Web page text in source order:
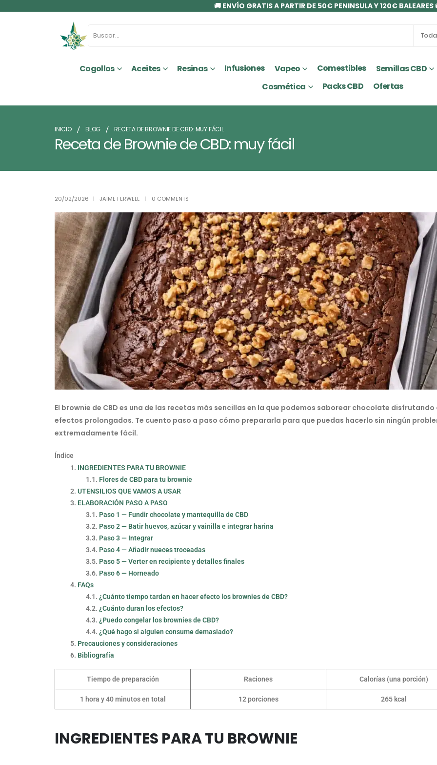
🚚 ENVÍO GRATIS A PARTIR DE 50€ PENINSULA Y 120€ BALEARES
Cogollos Aceites Resinas Infusiones Vapeo Comestibles Semillas CBD
Cosmética
Packs CBD Ofertas
INICIO BLOG RECETA DE BROWNIE DE CBD: MUY FÁCIL
Receta de Brownie de CBD: muy fácil
20/02/2026 JAIME FERWELL 0 COMMENTS
El brownie de CBD es una de las recetas más sencillas en la que podemos saborear chocolate disfrutando
efectos prolongados. Te cuento paso a paso cómo prepararla para que puedas hacerlo sin ningún
extremadamente fácil.
Índice
INGREDIENTES PARA TU BROWNIE
Flores de CBD para tu brownie
UTENSILIOS QUE VAMOS A USAR
ELABORACIÓN PASO A PASO
Paso 1 — Fundir chocolate y mantequilla de CBD
Paso 2 — Batir huevos, azúcar y vainilla e integrar harina
Paso 3 — Integrar
Paso 4 — Añadir nueces troceadas
Paso 5 — Verter en recipiente y detalles finales
Paso 6 — Horneado
FAQs
¿Cuánto tiempo tardan en hacer efecto los brownies de CBD?
¿Cuánto duran los efectos?
¿Puedo congelar los brownies de CBD?
¿Qué hago si alguien consume demasiado?
Precauciones y consideraciones
Bibliografía
Tiempo de preparación Raciones Calorías (una porción)
1 hora y 40 minutos en total 12 porciones 265 kcal
INGREDIENTES PARA TU BROWNIE